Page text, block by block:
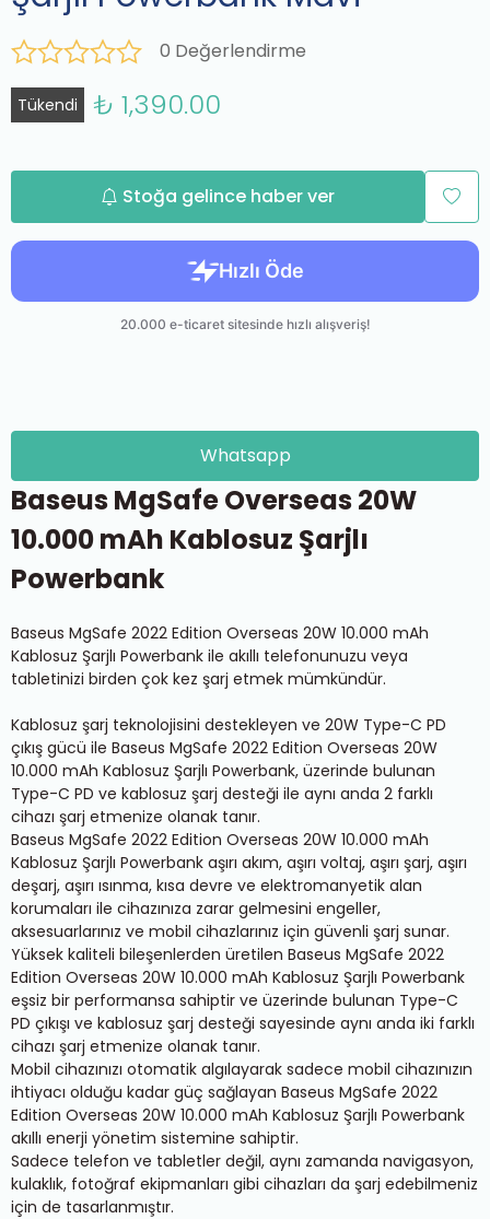
0 Değerlendirme
Tükendi ₺ 1,390.00
Stoğa gelince haber ver
Whatsapp
Baseus MgSafe Overseas 20W
10.000 mAh Kablosuz Şarjlı
Powerbank
Baseus MgSafe 2022 Edition Overseas 20W 10.000 mAh
Kablosuz Şarjlı Powerbank ile akıllı telefonunuzu veya
tabletinizi birden çok kez şarj etmek mümkündür.
Kablosuz şarj teknolojisini destekleyen ve 20W Type-C PD
çıkış gücü ile Baseus MgSafe 2022 Edition Overseas 20W
10.000 mAh Kablosuz Şarjlı Powerbank, üzerinde bulunan
Type-C PD ve kablosuz şarj desteği ile aynı anda 2 farklı
cihazı şarj etmenize olanak tanır.
Baseus MgSafe 2022 Edition Overseas 20W 10.000 mAh
Kablosuz Şarjlı Powerbank aşırı akım, aşırı voltaj, aşırı şarj, aşırı
deşarj, aşırı ısınma, kısa devre ve elektromanyetik alan
korumaları ile cihazınıza zarar gelmesini engeller,
aksesuarlarınız ve mobil cihazlarınız için güvenli şarj sunar.
Yüksek kaliteli bileşenlerden üretilen Baseus MgSafe 2022
Edition Overseas 20W 10.000 mAh Kablosuz Şarjlı Powerbank
eşsiz bir performansa sahiptir ve üzerinde bulunan Type-C
PD çıkışı ve kablosuz şarj desteği sayesinde aynı anda iki farklı
cihazı şarj etmenize olanak tanır.
Mobil cihazınızı otomatik algılayarak sadece mobil cihazınızın
ihtiyacı olduğu kadar güç sağlayan Baseus MgSafe 2022
Edition Overseas 20W 10.000 mAh Kablosuz Şarjlı Powerbank
akıllı enerji yönetim sistemine sahiptir.
Sadece telefon ve tabletler değil, aynı zamanda navigasyon,
kulaklık, fotoğraf ekipmanları gibi cihazları da şarj edebilmeniz
için de tasarlanmıştır.